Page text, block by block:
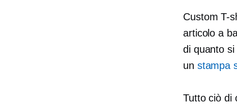
CustomT-
articolo a
di quanto
un stampa
Tutto ciò di